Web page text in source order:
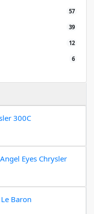
57
39
12
6
300C
Eyes Chrysler
Baron